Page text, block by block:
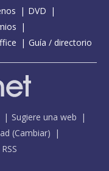
DVD
Guía / directorio
Sugiere una web
(Cambiar)
RSS